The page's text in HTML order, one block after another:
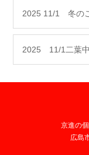
2025 11/1 冬の
2025 11/1二葉中
京進の
広島